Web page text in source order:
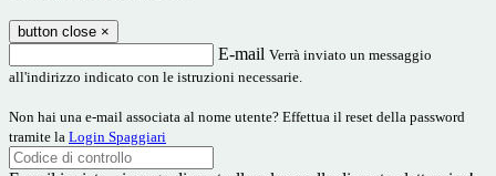
button close ×
E-mail Verrà inviato un messaggio
all'indirizzo indicato con le istruzioni necessarie.
Non hai una e-mail associata al nome utente? Effettua il reset della password
tramite la Login Spaggiari